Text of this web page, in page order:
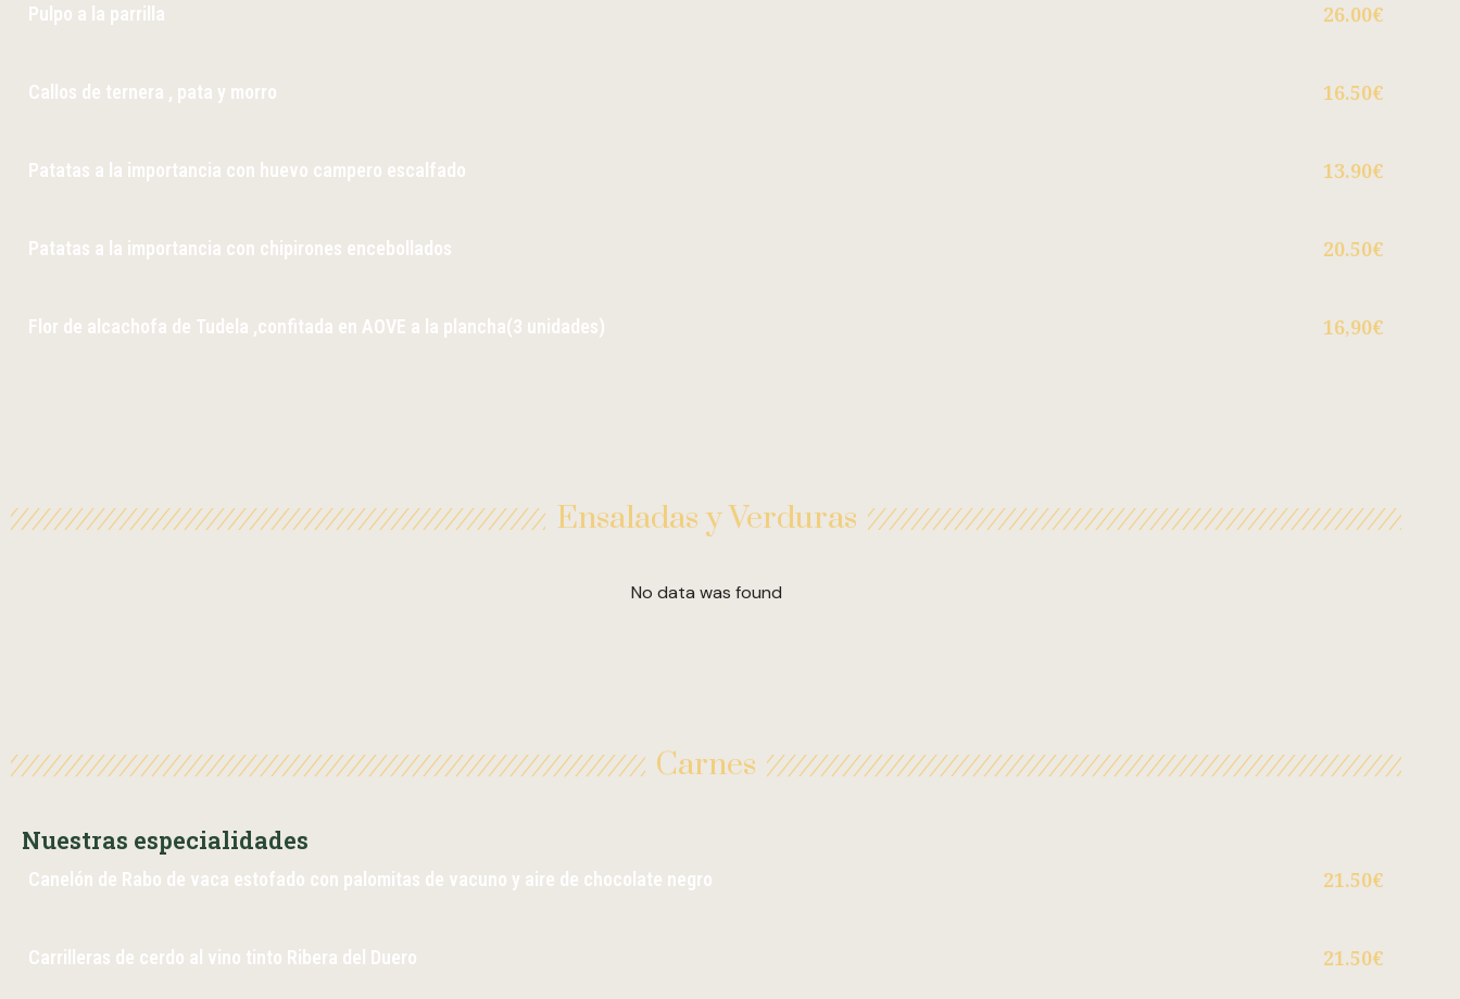
Pulpo a la parrilla 26.00€
Callos de ternera , pata y morro 16.50€
Patatas a la importancia con huevo campero escalfado 13.90€
Patatas a la importancia con chipirones encebollados 20.50€
Flor de alcachofa de Tudela ,confitada en AOVE a la plancha(3 unidades) 16,90€
Ensaladas y Verduras
No data was found
Carnes
Nuestras especialidades
Canelón de Rabo de vaca estofado con palomitas de vacuno y aire de chocolate negro 21.50€
Carrilleras de cerdo al vino tinto Ribera del Duero 21.50€